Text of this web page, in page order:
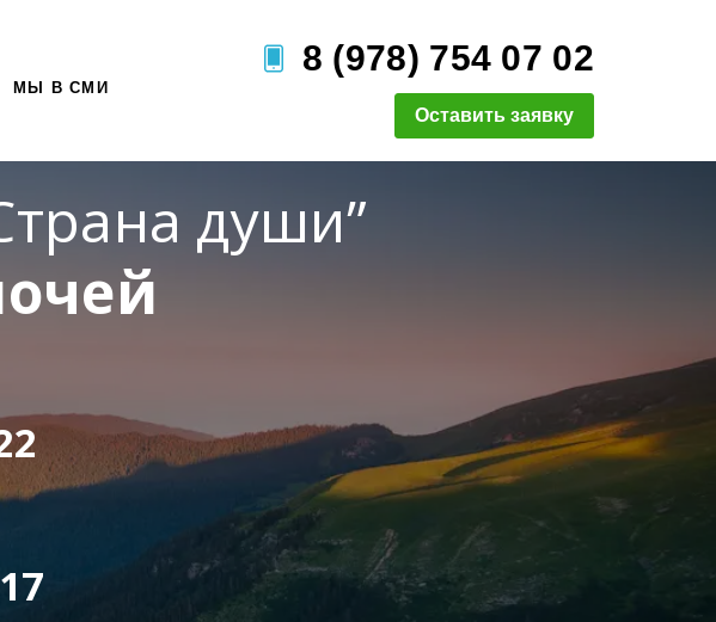
МЫ В СМИ
8 (978) 754 07 02
Оставить заявку
души”